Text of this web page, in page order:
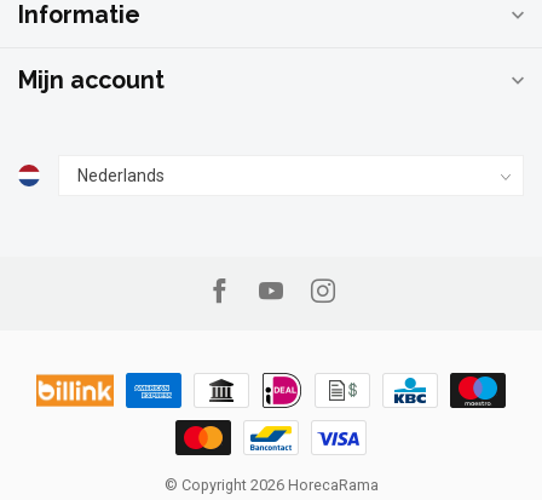
Informatie
Mijn account
© Copyright 2026 HorecaRama